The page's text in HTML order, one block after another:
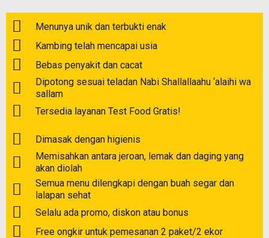
Menunya unik dan terbukti enak
Kambing telah mencapai usia
Bebas penyakit dan cacat
Dipotong sesuai teladan Nabi Shallallaahu ‘alaihi wa
sallam
Tersedia layanan Test Food Gratis!
Dimasak dengan higienis
Memisahkan antara jeroan, lemak dan daging yang
akan diolah
Semua menu dilengkapi dengan buah segar dan
lalapan sehat
Selalu ada promo, diskon atau bonus
Free ongkir untuk pemesanan 2 paket/2 ekor